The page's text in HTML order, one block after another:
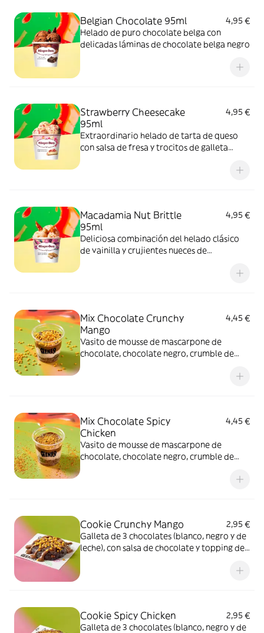
Belgian Chocolate 95ml
4,95 €
Helado de puro chocolate belga con
delicadas láminas de chocolate belga negro
Strawberry Cheesecake
95ml
4,95 €
Extraordinario helado de tarta de queso
con salsa de fresa y trocitos de galleta
Macadamia Nut Brittle
95ml
4,95 €
Deliciosa combinación del helado clásico
de vainilla y crujientes nueces de
Mix Chocolate Crunchy
Mango
4,45 €
Vasito de mousse de mascarpone de
chocolate, chocolate negro, crumble de
Mix Chocolate Spicy
Chicken
4,45 €
Vasito de mousse de mascarpone de
chocolate, chocolate negro, crumble de
Cookie Crunchy Mango
2,95 €
Galleta de 3 chocolates (blanco, negro y de
leche), con salsa de chocolate y topping de
Cookie Spicy Chicken
2,95 €
Galleta de 3 chocolates (blanco, negro y de